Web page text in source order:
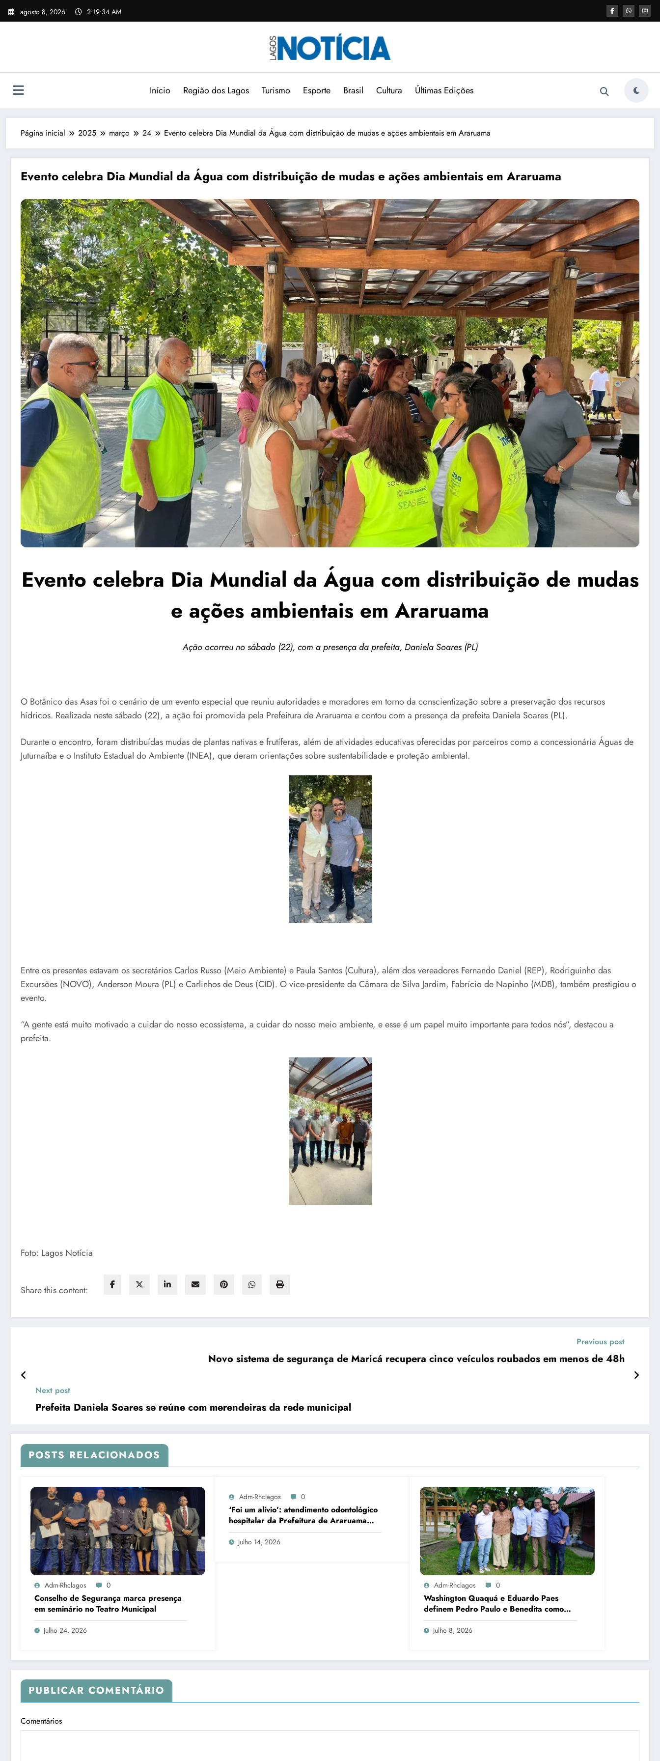
agosto 8, 2026 2:19:35 AM
Início Região dos Lagos Turismo Esporte Brasil Cultura Últimas Edições
Página inicial 2025 março 24 Evento celebra Dia Mundial da Água com distribuição de mudas e ações ambientais em Araruama
Evento celebra Dia Mundial da Água com distribuição de mudas e ações ambientais em Araruama
Evento celebra Dia Mundial da Água com distribuição de mudas
e ações ambientais em Araruama
Ação ocorreu no sábado (22), com a presença da prefeita, Daniela Soares (PL)
O Botânico das Asas foi o cenário de um evento especial que reuniu autoridades e moradores em torno da conscientização sobre a preservação dos recursos
hídricos. Realizada neste sábado (22), a ação foi promovida pela Prefeitura de Araruama e contou com a presença da prefeita Daniela Soares (PL).
Durante o encontro, foram distribuídas mudas de plantas nativas e frutíferas, além de atividades educativas oferecidas por parceiros como a concessionária Águas de
Juturnaíba e o Instituto Estadual do Ambiente (INEA), que deram orientações sobre sustentabilidade e proteção ambiental.
Entre os presentes estavam os secretários Carlos Russo (Meio Ambiente) e Paula Santos (Cultura), além dos vereadores Fernando Daniel (REP), Rodriguinho das
Excursões (NOVO), Anderson Moura (PL) e Carlinhos de Deus (CID). O vice-presidente da Câmara de Silva Jardim, Fabrício de Napinho (MDB), também prestigiou o
evento.
“A gente está muito motivado a cuidar do nosso ecossistema, a cuidar do nosso meio ambiente, e esse é um papel muito importante para todos nós”, destacou a
prefeita.
Foto: Lagos Notícia
Share this content:
Previous post
Novo sistema de segurança de Maricá recupera cinco veículos roubados em menos de 48h
Next post
Prefeita Daniela Soares se reúne com merendeiras da rede municipal
POSTS RELACIONADOS
Adm-Rhclagos 0
Conselho de Segurança marca presença
em seminário no Teatro Municipal
Julho 24, 2026
Adm-Rhclagos 0
‘Foi um alívio’: atendimento odontológico
hospitalar da Prefeitura de Araruama
transforma rotina de famílias atípicas
Julho 14, 2026
Adm-Rhclagos 0
Washington Quaquá e Eduardo Paes
definem Pedro Paulo e Benedita como
candidatos ao Senado no Rio
Julho 8, 2026
PUBLICAR COMENTÁRIO
Comentários